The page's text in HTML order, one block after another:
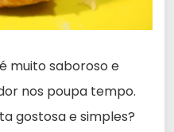
é muito saboroso e
nos poupa tempo.
gostosa e simples?